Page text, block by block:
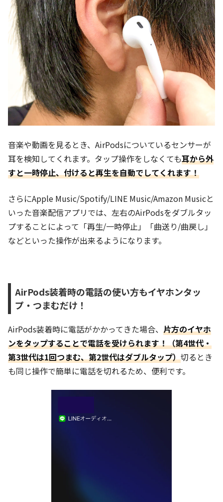
音楽や動画を見るとき、AirPodsについているセンサーが
耳を検知してくれます。タップ操作をしなくても耳から外
すと一時停止、付けると再生を自動でしてくれます！
さらにApple Music/Spotify/LINE Music/Amazon Musicと
いった音楽配信アプリでは、左右のAirPodsをダブルタッ
プすることによって「再生/一時停止」「曲送り/曲戻し」
などといった操作が出来るようになります。
AirPods装着時の電話の使い方もイヤホンタッ
プ・つまむだけ！
AirPods装着時に電話がかかってきた場合、 片方のイヤホ
ンをタップすることで電話を受けられます！（第4世代・
第3世代は1回つまむ、第2世代はダブルタップ）切るとき
も同じ操作で簡単に電話を切れるため、便利です。